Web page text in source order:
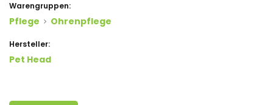
Warengruppen:
Pflege Ohrenpflege
Hersteller:
Pet Head